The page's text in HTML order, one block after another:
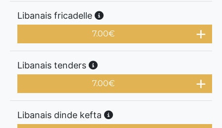
Libanais fricadelle
7.00€
Libanais tenders
7.00€
Libanais dinde kefta